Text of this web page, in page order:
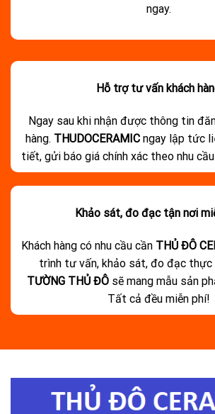
ngay.
Hỗ trợ tư vấn khách
Ngay sau khi nhận được thông tin
hàng. THUDOCERAMIC ngay lập tức
tiết, gửi báo giá chính xác theo nhu
Khảo sát, đo đạc tận nơi
Khách hàng có nhu cầu cần THỦ ĐÔ
trình tư vấn, khảo sát, đo đạc thực
TƯỜNG THỦ ĐÔ sẽ mang mẫu sản
Tất cả đều miễn phí!